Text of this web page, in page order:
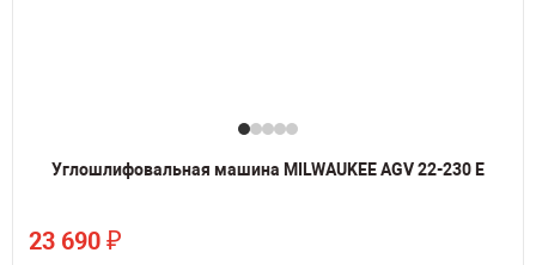
Углошлифовальная машина MILWAUKEE AGV 22-230 E
23 690 ₽